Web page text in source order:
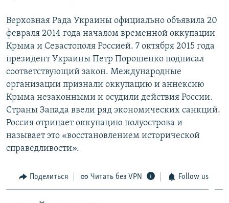
Верховная Рада Украины официально объявила 20
февраля 2014 года началом временной оккупации
Крыма и Севастополя Россией. 7 октября 2015 года
президент Украины Петр Порошенко подписал
соответствующий закон. Международные
организации признали оккупацию и аннексию
Крыма незаконными и осудили действия России.
Страны Запада ввели ряд экономических санкций.
Россия отрицает оккупацию полуострова и
называет это «восстановлением исторической
справедливости».
Поделиться Читать без VPN Follow us